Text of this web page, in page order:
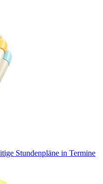
Stundenpläne in Termine